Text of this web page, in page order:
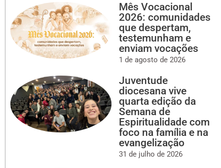
Mês Vocacional
2026: comunidades
que despertam,
testemunham e
enviam vocações
1 de agosto de 2026
Juventude
diocesana vive
quarta edição da
Semana de
Espiritualidade com
foco na família e na
evangelização
31 de julho de 2026